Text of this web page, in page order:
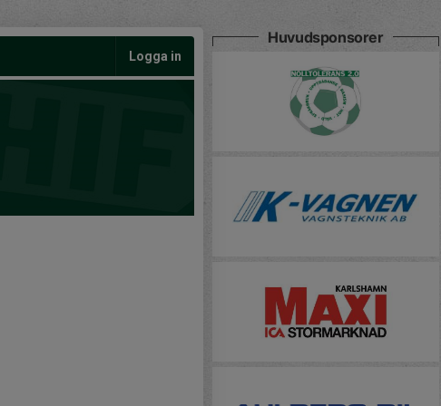
Logga in
Huvudsponsorer